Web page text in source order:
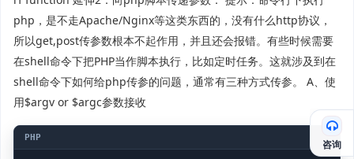
php，是不走Apache/Nginx等这类东西的，没有什么http协议，
所以get,post传参数根本不起作用，并且还会报错。有些时候需要
在shell命令下把PHP当作脚本执行，比如定时任务。这就涉及到在
shell命令下如何给php传参的问题，通常有三种方式传参。 A、使
用$argv or $argc参数接收
咨询